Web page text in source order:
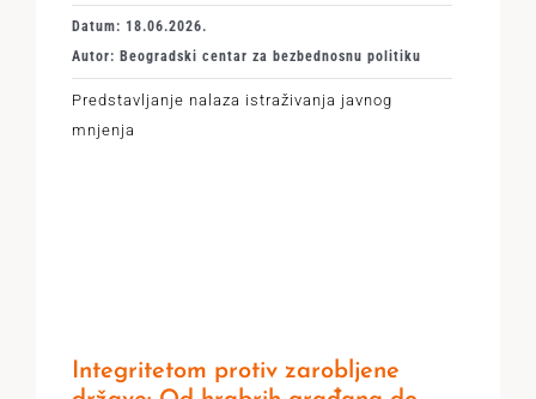
Datum: 18.06.2026.
Autor: Beogradski centar za bezbednosnu politiku
Predstavljanje nalaza istraživanja javnog
mnjenja
Integritetom protiv zarobljene